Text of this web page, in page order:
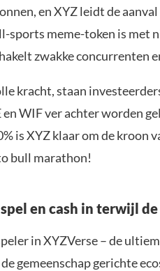
en XYZ leidt de
sports meme-token is met
zwakke
kracht, staan
WIF ver achter worden
is XYZ klaar om de kroon
bull marathon!
en cash in terwijl
in XYZVerse – de
gemeenschap gerichte